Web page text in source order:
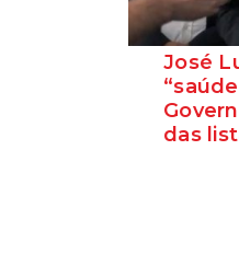
José
das